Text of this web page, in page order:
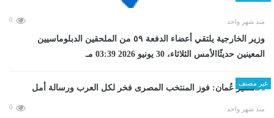
منذ شهر واحد 0
وزير الخارجية يلتقي أعضاء الدفعة ٥٩ من الملحقين الدبلوماسيين
المعينين حديثًاالأمس الثلاثاء، 30 يونيو 2026 03:39 مـ
غير مصنف
منذ شهر واحد 0